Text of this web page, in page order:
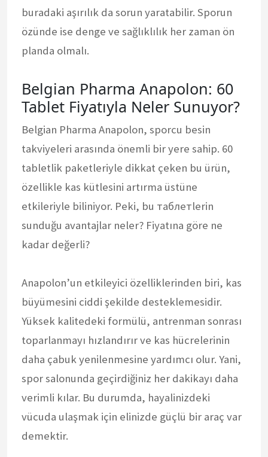
buradaki aşırılık da sorun yaratabilir. Sporun
özünde ise denge ve sağlıklılık her zaman ön
planda olmalı.
Belgian Pharma Anapolon: 60
Tablet Fiyatıyla Neler Sunuyor?
Belgian Pharma Anapolon, sporcu besin
takviyeleri arasında önemli bir yere sahip. 60
tabletlik paketleriyle dikkat çeken bu ürün,
özellikle kas kütlesini artırma üstüne
etkileriyle biliniyor. Peki, bu таблетlerin
sunduğu avantajlar neler? Fiyatına göre ne
kadar değerli?
Anapolon’un etkileyici özelliklerinden biri, kas
büyümesini ciddi şekilde desteklemesidir.
Yüksek kalitedeki formülü, antrenman sonrası
toparlanmayı hızlandırır ve kas hücrelerinin
daha çabuk yenilenmesine yardımcı olur. Yani,
spor salonunda geçirdiğiniz her dakikayı daha
verimli kılar. Bu durumda, hayalinizdeki
vücuda ulaşmak için elinizde güçlü bir araç var
demektir.